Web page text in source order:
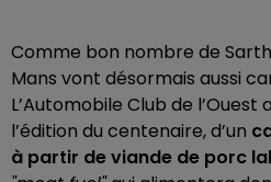
Comme bon nombre de
Mans vont désormais aussi
L’Automobile Club de l’Ouest
l’édition du centenaire, d’un
à partir de viande de porc